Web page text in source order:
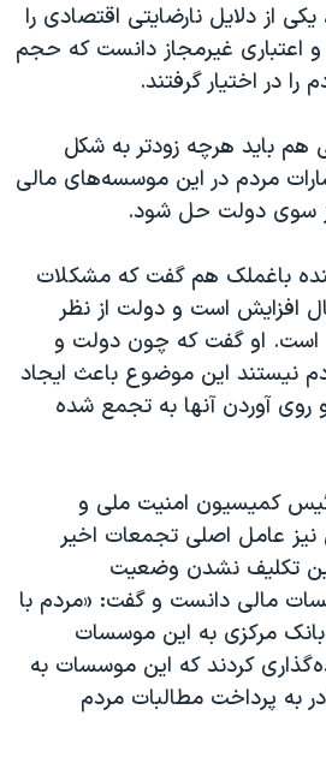
از دلایل نارضایتی اقتصادی را
غیرمجاز دانست که حجم
را در اختیار گرفتند.
هم باید هرچه زودتر به شکل
مردم در این موسسه‌های مالی
از سوی دولت حل شود.
باغملک هم گفت که مشکلات
افزایش است و دولت از نظر
است. او گفت که چون دولت و
نیستند این موضوع باعث ایجاد
روی آوردن آنها به تجمع شده
کمیسیون امنیت ملی و
عامل اصلی تجمعات اخیر
تکلیف نشدن وضعیت
مالی دانست و گفت: «مردم با
مرکزی به این موسسات
کردند که این موسسات به
به پرداخت مطالبات مردم